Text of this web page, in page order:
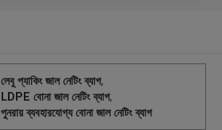
লেবু প্যাকিং জাল নেটিং ব্যাগ,
LDPE বোনা জাল নেটিং ব্যাগ,
পুনরায় ব্যবহারযোগ্য বোনা জাল নেটিং ব্যাগ